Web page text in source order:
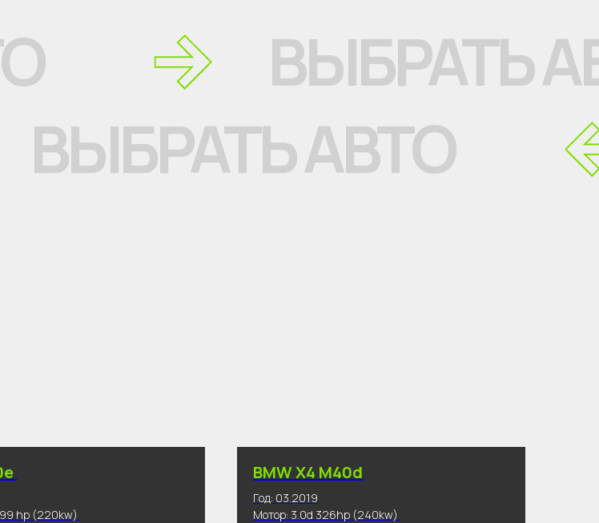
ВЫБРАТЬ
ВЫБРАТЬ АВТО
hp (220kw)
BMW X4 M40d
Год: 03.2019
Мотор: 3.0d 326hp (240kw)